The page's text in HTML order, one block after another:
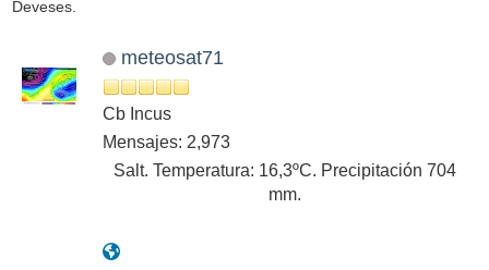
Deveses.
meteosat71
Cb Incus
Mensajes: 2,973
Salt. Temperatura: 16,3ºC. Precipitación 704
mm.